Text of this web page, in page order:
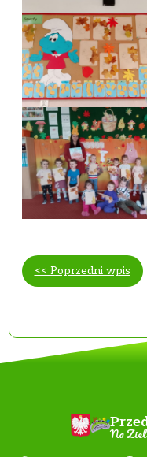
<< Poprzedni wpis
Na